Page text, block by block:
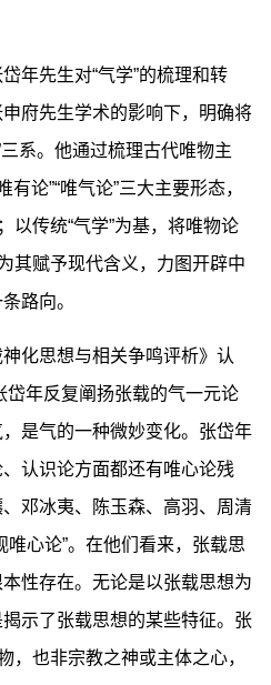
先生对“气学”的梳理和转
府先生学术的影响下，明确将
三系。他通过梳理古代唯物主
有论”“唯气论”三大主要形态，
以传统“气学”为基，将唯物论
其赋予现代含义，力图开辟中
路向。
思想与相关争鸣评析》认
岱年反复阐扬张载的气一元论
是气的一种微妙变化。张岱年
认识论方面都还有唯心论残
邓冰夷、陈玉森、高羽、周清
唯心论”。在他们看来，张载思
性存在。无论是以张载思想为
示了张载思想的某些特征。张
，也非宗教之神或主体之心，